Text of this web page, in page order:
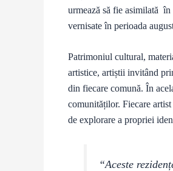
urmează să fie asimilată
vernisate în perioada
Patrimoniul cultural,
artistice, artiștii invitând
din fiecare comună. În
comunităților. Fiecare
de explorare a propriei
“Aceste